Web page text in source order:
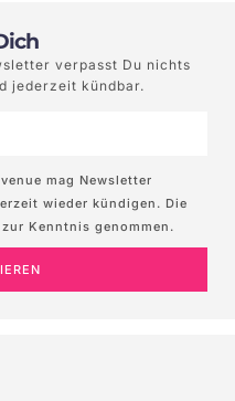
verpasst Du nichts
jederzeit kündbar.
mag Newsletter
wieder kündigen. Die
Kenntnis genommen.